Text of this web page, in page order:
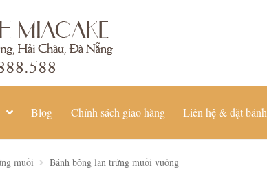
Blog Chính sách giao hàng Liên hệ & đặt bánh
muối Bánh bông lan trứng muối vuông